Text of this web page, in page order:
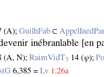
(A);GuilhFab ⊂
inébranlable [en
(A, N);RaimVidT3 14 (ψ);
6,385 =Lv 1:26a